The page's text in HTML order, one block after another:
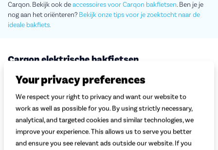
Carqon. Bekijk ook deaccessoires voor Carqon bakfietsen. Ben je je
nog aan het oriënteren? Bekijk onze tips voor je zoektocht naar de
ideale bakfiets.
Carqon elektrische bakfietsen
Filter
Filter
Your privacy preferences
We respect your right to privacy and want our website to
work as well as possible for you. By using strictly necessary,
analytical, and targeted cookies and similar technologies, we
improve your experience. This allows us to serve you better
and ensure you see relevant ads outside our website. If you